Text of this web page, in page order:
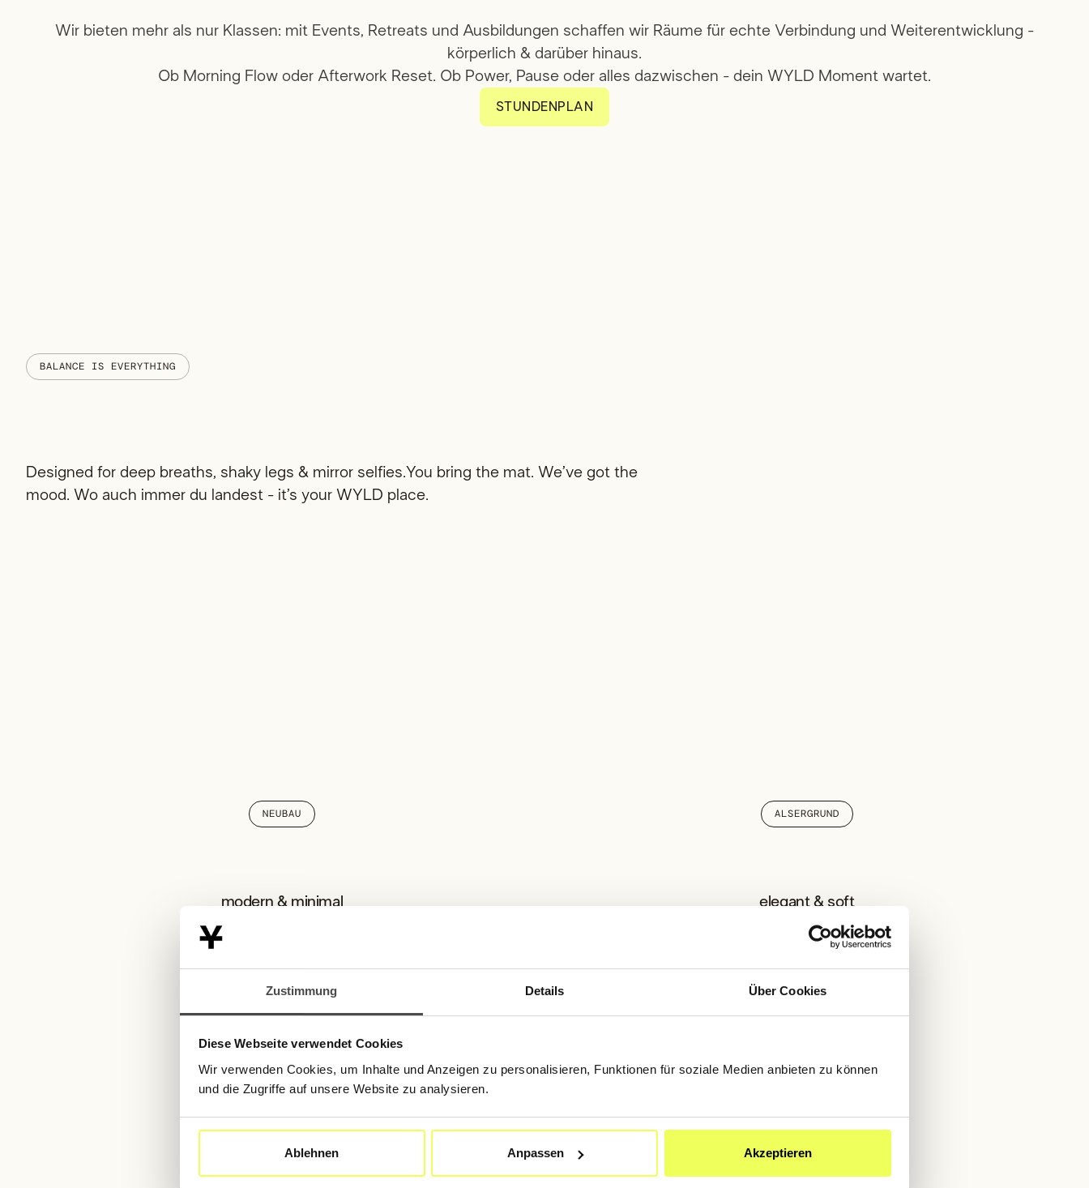
Zustimmung Details Über Cookies
Diese Webseite verwendet Cookies
Wir verwenden Cookies, um Inhalte und Anzeigen zu personalisieren, Funktionen für soziale Medien anbieten zu können
und die Zugriffe auf unsere Website zu analysieren.
Ablehnen Anpassen Akzeptieren
Wir bieten mehr als nur Klassen: mit Events, Retreats und Ausbildungen schaffen wir Räume für echte Verbindung und Weiterentwicklung -
körperlich & darüber hinaus.
Ob Morning Flow oder Afterwork Reset. Ob Power, Pause oder alles dazwischen - dein WYLD Moment wartet.
STUNDENPLAN
BALANCE IS EVERYTHING
Designed for deep breaths, shaky legs & mirror selfies.You bring the mat. We’ve got the
mood. Wo auch immer du landest - it’s your WYLD place.
NEUBAU
modern & minimal
ALSERGRUND
elegant & soft
STUDIO